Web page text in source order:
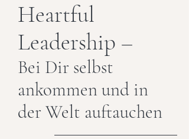
Heartful
Leadership –
Bei Dir selbst
ankommen und in
der Welt auftauchen